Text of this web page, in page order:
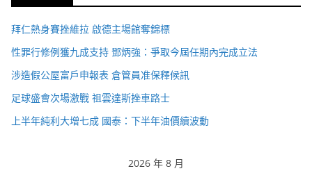
拜仁熱身賽挫維拉 啟德主場館奪錦標
性罪行修例獲九成支持 鄧炳強：爭取今屆任期內完成立法
涉造假公屋富戶申報表 倉管員准保釋候訊
足球盛會次場激戰 祖雲達斯挫車路士
上半年純利大增七成 國泰：下半年油價續波動
2026 年 8 月